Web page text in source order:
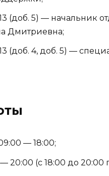
(доб. 5) — начальник
Дмитриевна;
(доб. 4, доб. 5) —
— 18:00;
20:00 (с 18:00 до